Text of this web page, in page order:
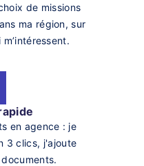
de missions
ma région, sur
en agence : je
3 clics, j'ajoute